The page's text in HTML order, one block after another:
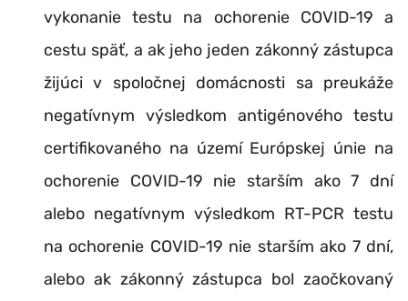
vykonanie testu na ochorenie COVID-19 a
cestu späť, a ak jeho jeden zákonný zástupca
žijúci v spoločnej domácnosti sa preukáže
negatívnym výsledkom antigénového testu
certifikovaného na území Európskej únie na
ochorenie COVID-19 nie starším ako 7 dní
alebo negatívnym výsledkom RT-PCR testu
na ochorenie COVID-19 nie starším ako 7 dní,
alebo ak zákonný zástupca bol zaočkovaný